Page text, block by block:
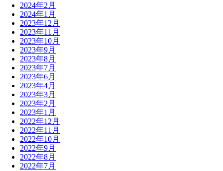
2024年2月
2024年1月
2023年12月
2023年11月
2023年10月
2023年9月
2023年8月
2023年7月
2023年6月
2023年4月
2023年3月
2023年2月
2023年1月
2022年12月
2022年11月
2022年10月
2022年9月
2022年8月
2022年7月